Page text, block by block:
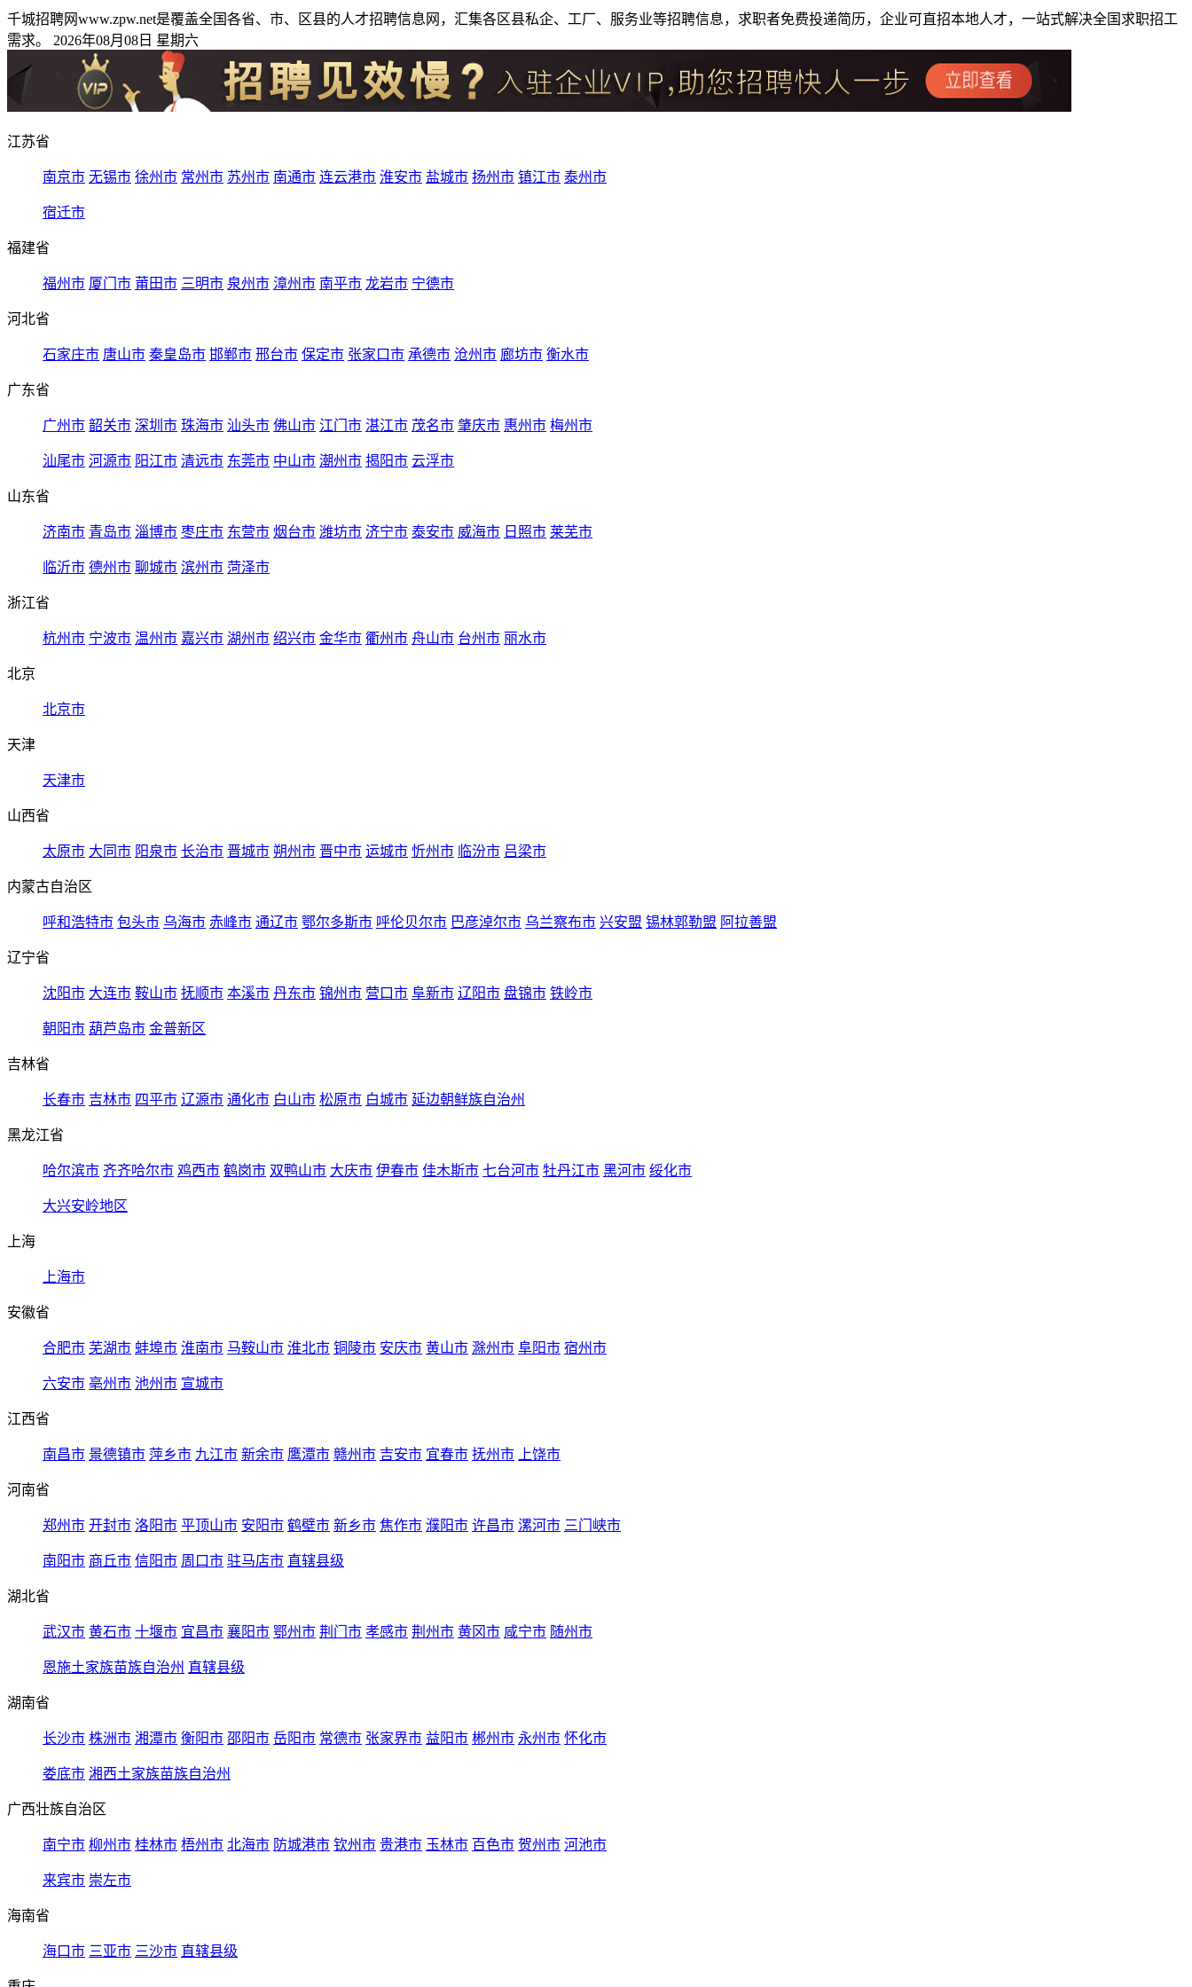
千城招聘网www.zpw.net是覆盖全国各省、市、区县的人才招聘信息网，汇集各区县私企、工厂、服务业等招聘信息，求职者免费投递简历，企业可直招本地人才，一站式解决全国求职招工
需求。 2026年08月08日 星期六
江苏省
南京市 无锡市 徐州市 常州市 苏州市 南通市 连云港市 淮安市 盐城市 扬州市 镇江市 泰州市
宿迁市
福建省
福州市 厦门市 莆田市 三明市 泉州市 漳州市 南平市 龙岩市 宁德市
河北省
石家庄市 唐山市 秦皇岛市 邯郸市 邢台市 保定市 张家口市 承德市 沧州市 廊坊市 衡水市
广东省
广州市 韶关市 深圳市 珠海市 汕头市 佛山市 江门市 湛江市 茂名市 肇庆市 惠州市 梅州市
汕尾市 河源市 阳江市 清远市 东莞市 中山市 潮州市 揭阳市 云浮市
山东省
济南市 青岛市 淄博市 枣庄市 东营市 烟台市 潍坊市 济宁市 泰安市 威海市 日照市 莱芜市
临沂市 德州市 聊城市 滨州市 菏泽市
浙江省
杭州市 宁波市 温州市 嘉兴市 湖州市 绍兴市 金华市 衢州市 舟山市 台州市 丽水市
北京
北京市
天津
天津市
山西省
太原市 大同市 阳泉市 长治市 晋城市 朔州市 晋中市 运城市 忻州市 临汾市 吕梁市
内蒙古自治区
呼和浩特市 包头市 乌海市 赤峰市 通辽市 鄂尔多斯市 呼伦贝尔市 巴彦淖尔市 乌兰察布市 兴安盟 锡林郭勒盟 阿拉善盟
辽宁省
沈阳市 大连市 鞍山市 抚顺市 本溪市 丹东市 锦州市 营口市 阜新市 辽阳市 盘锦市 铁岭市
朝阳市 葫芦岛市 金普新区
吉林省
长春市 吉林市 四平市 辽源市 通化市 白山市 松原市 白城市 延边朝鲜族自治州
黑龙江省
哈尔滨市 齐齐哈尔市 鸡西市 鹤岗市 双鸭山市 大庆市 伊春市 佳木斯市 七台河市 牡丹江市 黑河市 绥化市
大兴安岭地区
上海
上海市
安徽省
合肥市 芜湖市 蚌埠市 淮南市 马鞍山市 淮北市 铜陵市 安庆市 黄山市 滁州市 阜阳市 宿州市
六安市 亳州市 池州市 宣城市
江西省
南昌市 景德镇市 萍乡市 九江市 新余市 鹰潭市 赣州市 吉安市 宜春市 抚州市 上饶市
河南省
郑州市 开封市 洛阳市 平顶山市 安阳市 鹤壁市 新乡市 焦作市 濮阳市 许昌市 漯河市 三门峡市
南阳市 商丘市 信阳市 周口市 驻马店市 直辖县级
湖北省
武汉市 黄石市 十堰市 宜昌市 襄阳市 鄂州市 荆门市 孝感市 荆州市 黄冈市 咸宁市 随州市
恩施土家族苗族自治州 直辖县级
湖南省
长沙市 株洲市 湘潭市 衡阳市 邵阳市 岳阳市 常德市 张家界市 益阳市 郴州市 永州市 怀化市
娄底市 湘西土家族苗族自治州
广西壮族自治区
南宁市 柳州市 桂林市 梧州市 北海市 防城港市 钦州市 贵港市 玉林市 百色市 贺州市 河池市
来宾市 崇左市
海南省
海口市 三亚市 三沙市 直辖县级